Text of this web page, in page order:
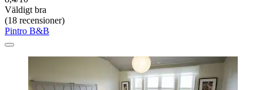
Väldigt bra
(18 recensioner)
Pintro B&B